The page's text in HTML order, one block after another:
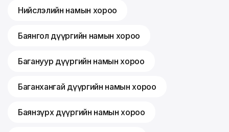
Нийслэлийн намын хороо
Баянгол дүүргийн намын хороо
Багануур дүүргийн намын хороо
Баганхангай дүүргийн намын хороо
Баянзүрх дүүргийн намын хороо